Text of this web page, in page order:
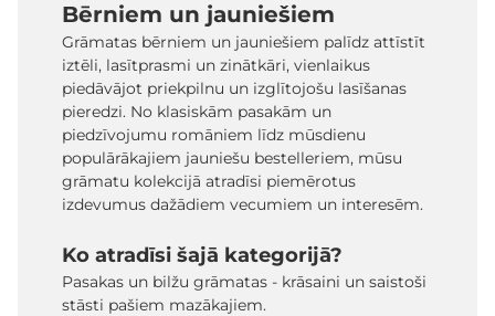
Bērniem un jauniešiem
Grāmatas bērniem un jauniešiem palīdz attīstīt
iztēli, lasītprasmi un zinātkāri, vienlaikus
piedāvājot priekpilnu un izglītojošu lasīšanas
pieredzi. No klasiskām pasakām un
piedzīvojumu romāniem līdz mūsdienu
populārākajiem jauniešu bestelleriem, mūsu
grāmatu kolekcijā atradīsi piemērotus
izdevumus dažādiem vecumiem un interesēm.
Ko atradīsi šajā kategorijā?
Pasakas un bilžu grāmatas - krāsaini un saistoši
stāsti pašiem mazākajiem.